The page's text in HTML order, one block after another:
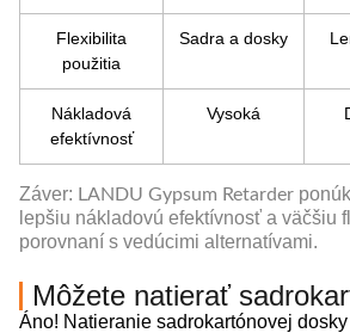
Flexibilita
použitia
Sadra a dosky
Nákladová
efektívnosť
Vysoká
Záver: LANDU Gypsum Retarder
lepšiu nákladovú efektívnosť a väčšiu
porovnaní s vedúcimi alternatívami.
Môžete natierať
Áno! Natieranie sadrokartónovej